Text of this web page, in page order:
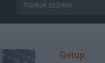
Topikok szűrése
Getup